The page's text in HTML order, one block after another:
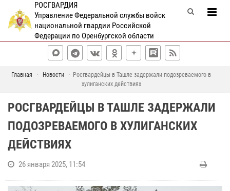
РОСГВАРДИЯ
Управление Федеральной службы войск
национальной гвардии Российской
Федерации по Оренбургской области
Главная Новости
Росгвардейцы в Ташле задержали подозреваемого в
хулиганских действиях
РОСГВАРДЕЙЦЫ В ТАШЛЕ ЗАДЕРЖАЛИ
ПОДОЗРЕВАЕМОГО В ХУЛИГАНСКИХ
ДЕЙСТВИЯХ
26 января 2025, 11:54